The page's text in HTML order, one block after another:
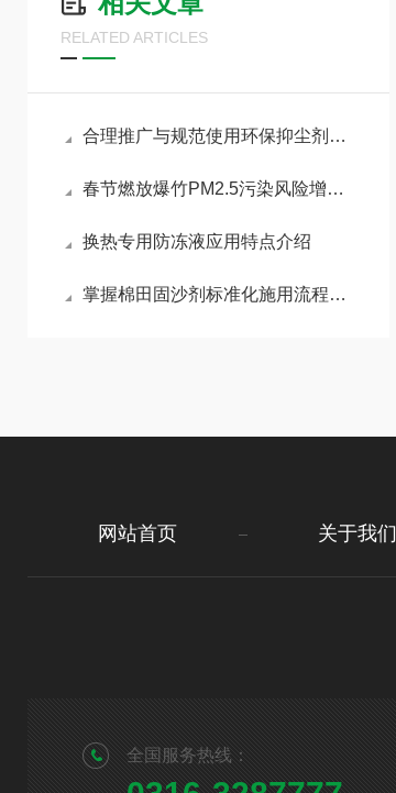
RELATED ARTICLES
合理推广与规范使用环保抑尘剂助力各行业扬尘达标治理
春节燃放爆竹PM2.5污染风险增加，如何做好污染防治工作
换热专用防冻液应用特点介绍
掌握棉田固沙剂标准化施用流程减少风沙侵蚀对棉苗的损伤
网站首页 关于我们
全国服务热线：